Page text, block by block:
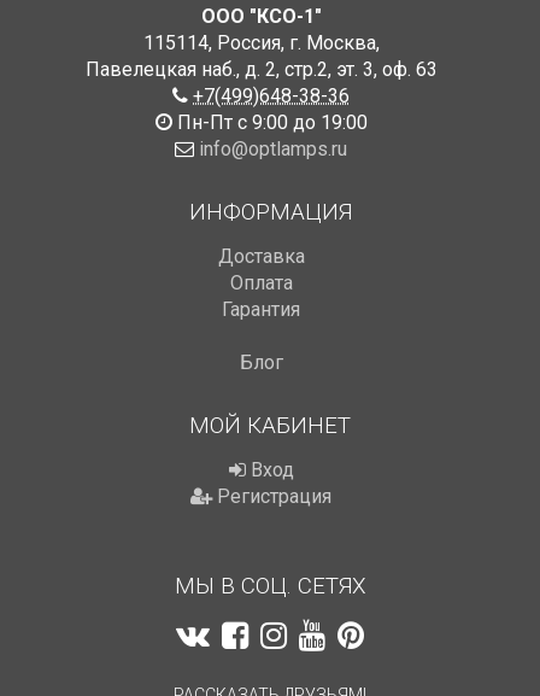
ООО "КСО-1"
115114, Россия, г. Москва,
Павелецкая наб., д. 2, стр.2, эт. 3, оф. 63
+7(499)648-38-36
Пн-Пт с 9:00 до 19:00
info@optlamps.ru
ИНФОРМАЦИЯ
Доставка
Оплата
Гарантия
Блог
МОЙ КАБИНЕТ
Вход
Регистрация
МЫ В СОЦ. СЕТЯХ